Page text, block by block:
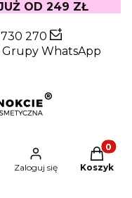
OD 249 ZŁ
270
Grupy WhatsApp
Zaloguj się Koszyk